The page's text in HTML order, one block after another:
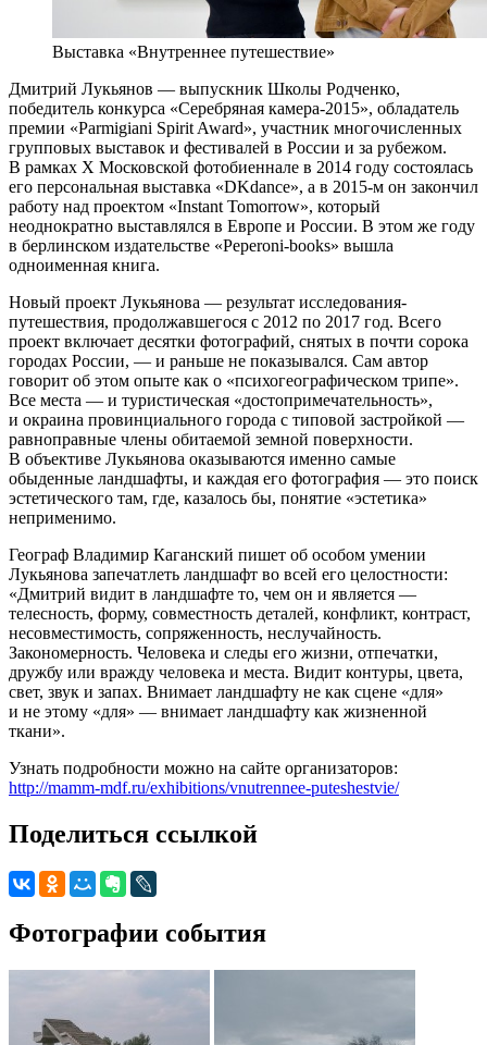
Выставка «Внутреннее путешествие»
Дмитрий Лукьянов — выпускник Школы Родченко,
победитель конкурса «Серебряная камера-2015», обладатель
премии «Parmigiani Spirit Award», участник многочисленных
групповых выставок и фестивалей в России и за рубежом.
В рамках X Московской фотобиеннале в 2014 году состоялась
его персональная выставка «DKdance», а в 2015-м он закончил
работу над проектом «Instant Tomorrow», который
неоднократно выставлялся в Европе и России. В этом же году
в берлинском издательстве «Peperoni-books» вышла
одноименная книга.
Новый проект Лукьянова — результат исследования-
путешествия, продолжавшегося с 2012 по 2017 год. Всего
проект включает десятки фотографий, снятых в почти сорока
городах России, — и раньше не показывался. Сам автор
говорит об этом опыте как о «психогеографическом трипе».
Все места — и туристическая «достопримечательность»,
и окраина провинциального города с типовой застройкой —
равноправные члены обитаемой земной поверхности.
В объективе Лукьянова оказываются именно самые
обыденные ландшафты, и каждая его фотография — это поиск
эстетического там, где, казалось бы, понятие «эстетика»
неприменимо.
Географ Владимир Каганский пишет об особом умении
Лукьянова запечатлеть ландшафт во всей его целостности:
«Дмитрий видит в ландшафте то, чем он и является —
телесность, форму, совместность деталей, конфликт, контраст,
несовместимость, сопряженность, неслучайность.
Закономерность. Человека и следы его жизни, отпечатки,
дружбу или вражду человека и места. Видит контуры, цвета,
свет, звук и запах. Внимает ландшафту не как сцене «для»
и не этому «для» — внимает ландшафту как жизненной
ткани».
Узнать подробности можно на сайте организаторов:
http://mamm-mdf.ru/exhibitions/vnutrennee-puteshestvie/
Поделиться ссылкой
Фотографии события